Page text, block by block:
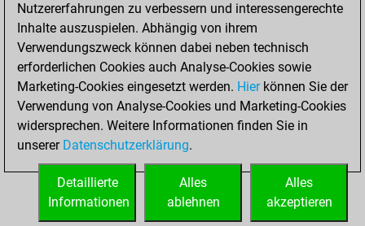
Bauer setzt Matt
0
Erstickte Matts
Unterverwandlungen
Türme auf der siebten
0
STARTSEITE
Nutzererfahrungen zu verbessern und interessengerechte
Inhalte auszuspielen. Abhängig von ihrem
Verwendungszweck können dabei neben technisch
erforderlichen Cookies auch Analyse-Cookies sowie
Marketing-Cookies eingesetzt werden. Hierkönnen Sie der
Verwendung von Analyse-Cookies und Marketing-Cookies
widersprechen. Weitere Informationen finden Sie in
unserer Datenschutzerklärung.
Alles
akzeptieren
Alles
ablehnen
Detaillierte
Informationen